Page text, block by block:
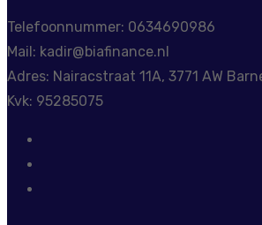
Telefoonnummer: 0634690986
Mail: kadir@biafinance.nl
Adres: Nairacstraat 11A, 3771 AW
Kvk: 95285075